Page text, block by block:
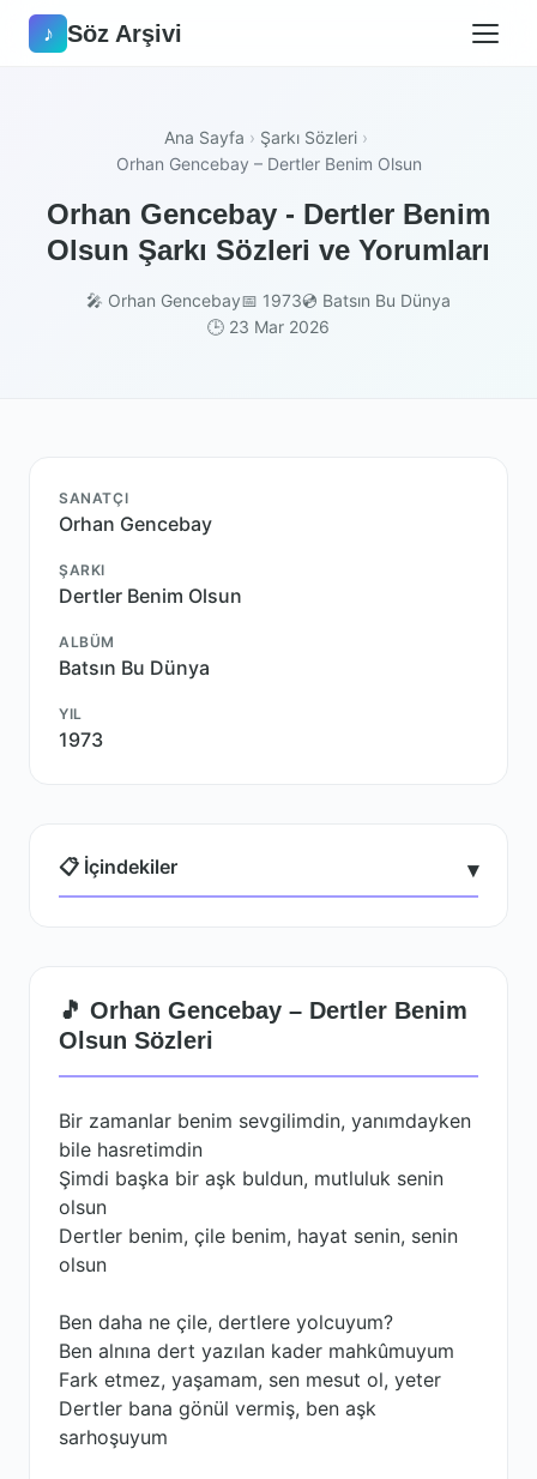
♪ Söz Arşivi
Ana Sayfa › Şarkı Sözleri ›
Orhan Gencebay – Dertler Benim Olsun
Orhan Gencebay - Dertler Benim
Olsun Şarkı Sözleri ve Yorumları
🎤 Orhan Gencebay📅 1973💿 Batsın Bu Dünya
🕒 23 Mar 2026
SANATÇI
Orhan Gencebay
ŞARKI
Dertler Benim Olsun
ALBÜM
Batsın Bu Dünya
YIL
1973
📋 İçindekiler ▾
🎵 Orhan Gencebay – Dertler Benim
Olsun Sözleri
Bir zamanlar benim sevgilimdin, yanımdayken
bile hasretimdin
Şimdi başka bir aşk buldun, mutluluk senin
olsun
Dertler benim, çile benim, hayat senin, senin
olsun
Ben daha ne çile, dertlere yolcuyum?
Ben alnına dert yazılan kader mahkûmuyum
Fark etmez, yaşamam, sen mesut ol, yeter
Dertler bana gönül vermiş, ben aşk
sarhoşuyum